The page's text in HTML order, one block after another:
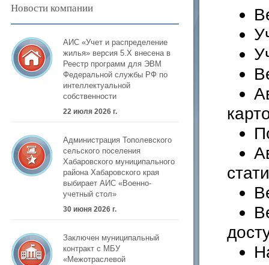
Новости компании
АИС «Учет и распределение
жилья» версия 5.Х внесена в
Реестр программ для ЭВМ
Федеральной службы РФ по
интеллектуальной
собственности
22 июля 2026 г.
Администрация Тополевского
сельского поселения
Хабаровского муниципального
района Хабаровского края
выбирает АИС «Военно-
учетный стол»
30 июня 2026 г.
Заключен муниципальный
контракт с МБУ
«Межотраслевой